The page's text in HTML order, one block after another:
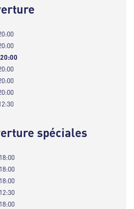
spéciales